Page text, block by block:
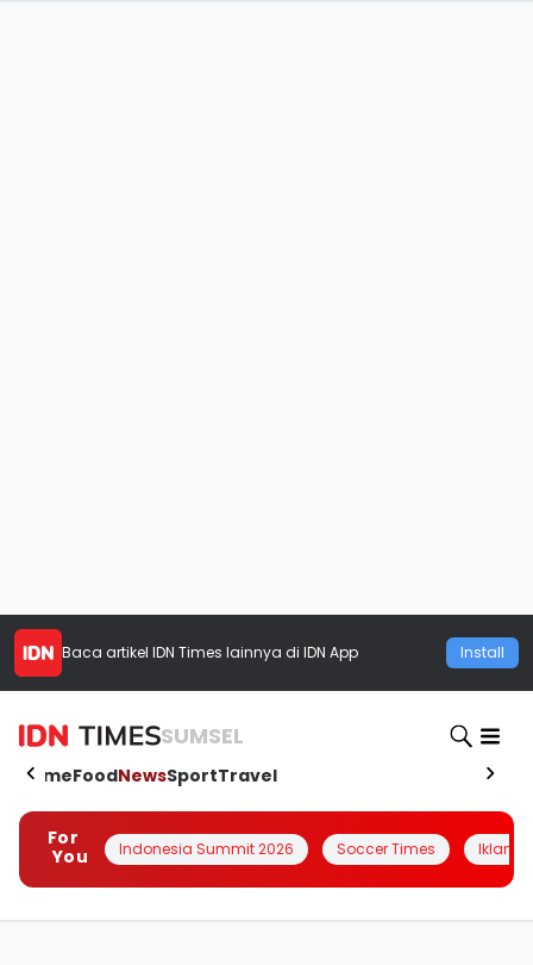
Baca artikel IDN Times lainnya di IDN App Install
SUMSEL
HomeFoodNewsSportTravel
For
You
Indonesia Summit 2026 Soccer Times Iklanin